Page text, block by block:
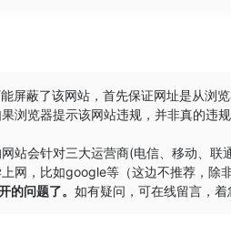
屏蔽了该网站，首先保证网址是从浏
浏览器提示该网站违规，并非真的违
站会针对三大运营商(电信、移动、
网，比如google等（这边不推荐，除
的问题了。 如有疑问，可在线留言，着